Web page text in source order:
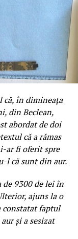
că, în dimineața
din Beclean,
abordat de doi
că a rămas
ar fi oferit spre
l că sunt din aur.
9300 de lei în
ajuns la o
constatat faptul
și a sesizat